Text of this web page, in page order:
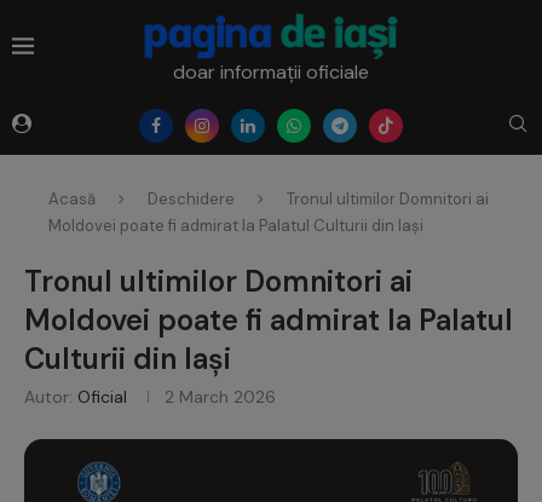
doar informații oficiale
Acasă Deschidere
Tronul ultimilor Domnitori ai
Moldovei poate fi admirat la Palatul Culturii din Iași
Tronul ultimilor Domnitori ai
Moldovei poate fi admirat la Palatul
Culturii din Iași
Autor: Oficial 2 March 2026